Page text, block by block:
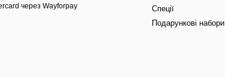
Спеції
Подарункові набори